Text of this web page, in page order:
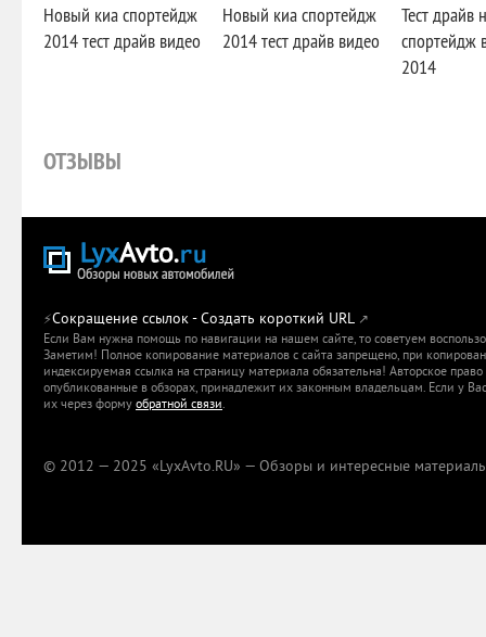
Новый киа спортейдж
2014 тест драйв видео
Новый киа спортейдж
2014 тест драйв видео
Тест драйв
спортейдж
2014
ОТЗЫВЫ
⚡Сокращение ссылок - Создать короткий URL ↗
Если Вам нужна помощь по навигации на нашем сайте, то советуем
Заметим! Полное копирование материалов с сайта запрещено, при
индексируемая ссылка на страницу материала обязательна! Авторское
опубликованные в обзорах, принадлежит их законным владельцам. Если у
их через форму обратной связи.
© 2012 — 2025 «LyxAvto.RU» — Обзоры и интересные